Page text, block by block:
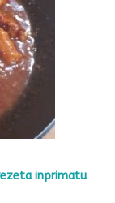
inprimatu